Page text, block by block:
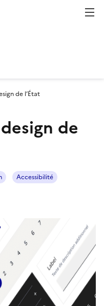
de l’État
de
Accessibilité